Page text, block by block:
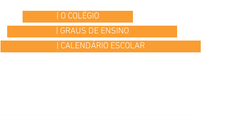
| O COLÉGIO
| GRAUS DE ENSINO
| CALENDÁRIO ESCOLAR